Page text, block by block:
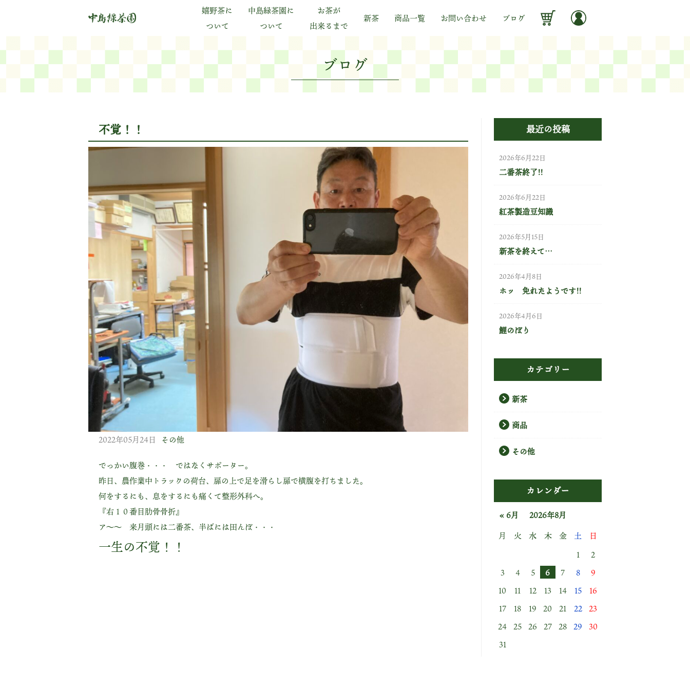
嬉野茶に
ついて
中島緑茶園に
ついて
お茶が
出来るまで
新茶 商品一覧 お問い合わせ ブログ
ブログ
不覚！！
2022年05月24日 その他
でっかい腹巻・・・ ではなくサポーター。
昨日、農作業中トラックの荷台、扉の上で足を滑らし扉で横腹を打ちました。
何をするにも、息をするにも痛くて整形外科へ。
『右１０番目肋骨骨折』
ア～～ 来月頭には二番茶、半ばには田んぼ・・・
一生の不覚！！
最近の投稿
二番茶終了!!
2026年6月22日
紅茶製造豆知識
2026年6月22日
新茶を終えて…
2026年5月15日
ホッ 免れたようです!!
2026年4月8日
鯉のぼり
2026年4月6日
カテゴリー
新茶
商品
その他
カレンダー
2026年8月
月
火 水 木 金 土
日
1
2
3
4 5 6 7 8
9
10
11 12 13 14 15
16
17
18 19 20 21 22
23
24 25 26 27 28 29
30
31
« 6月